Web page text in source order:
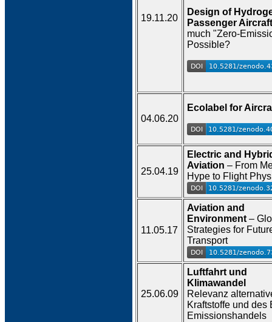
19.11.20
Design of
Passenger Aircraft
much "Zero-
Possible?
04.06.20
Ecolabel for
25.04.19
Electric and
Aviation – From
Hype to Flight
11.05.17
Aviation and
Environment–
Strategies for
Transport
25.06.09
Luftfahrt und
Klimawandel
Relevanz
Kraftstoffe und des
Emissionshandels